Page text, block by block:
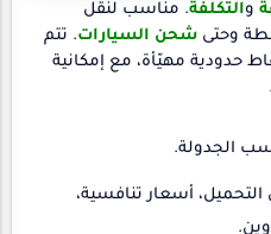
والتكلفة. مناسب لنقل
وحتى شحن السيارات. تتم
حدودية مهيّأة، مع إمكانية
أسعار تنافسية،